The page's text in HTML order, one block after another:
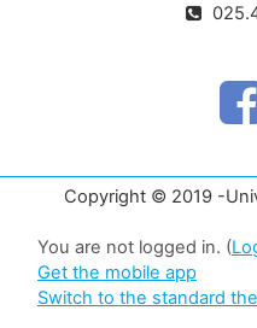
Copyright © 2019 -
You are not logged in. (
Get the mobile app
Switch to the standard